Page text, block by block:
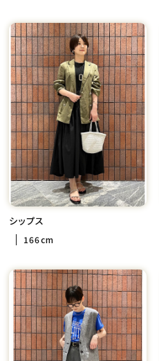
シップス
166cm